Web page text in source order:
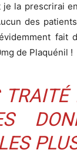
la prescrirai
des
de Plaquénil !